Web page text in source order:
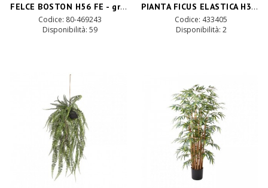
FELCE BOSTON H56 FE - green *
Codice: 80-469243
Disponibilità: 59
PIANTA FICUS ELASTICA H300CM PN *
Codice: 433405
Disponibilità: 2